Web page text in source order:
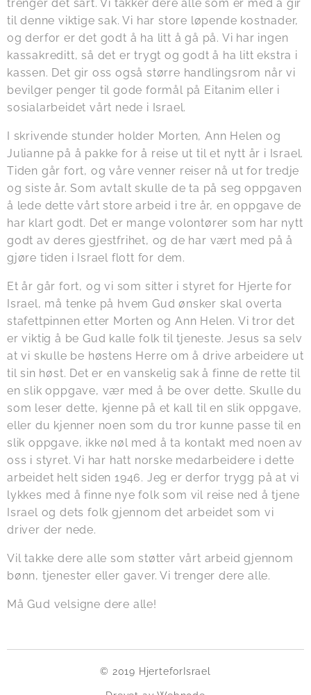
trenger det sårt. Vi takker dere alle som er med å gir
til denne viktige sak. Vi har store løpende kostnader,
og derfor er det godt å ha litt å gå på. Vi har ingen
kassakreditt, så det er trygt og godt å ha litt ekstra i
kassen. Det gir oss også større handlingsrom når vi
bevilger penger til gode formål på Eitanim eller i
sosialarbeidet vårt nede i Israel.
I skrivende stunder holder Morten, Ann Helen og
Julianne på å pakke for å reise ut til et nytt år i Israel.
Tiden går fort, og våre venner reiser nå ut for tredje
og siste år. Som avtalt skulle de ta på seg oppgaven
å lede dette vårt store arbeid i tre år, en oppgave de
har klart godt. Det er mange volontører som har nytt
godt av deres gjestfrihet, og de har vært med på å
gjøre tiden i Israel flott for dem.
Et år går fort, og vi som sitter i styret for Hjerte for
Israel, må tenke på hvem Gud ønsker skal overta
stafettpinnen etter Morten og Ann Helen. Vi tror det
er viktig å be Gud kalle folk til tjeneste. Jesus sa selv
at vi skulle be høstens Herre om å drive arbeidere ut
til sin høst. Det er en vanskelig sak å finne de rette til
en slik oppgave, vær med å be over dette. Skulle du
som leser dette, kjenne på et kall til en slik oppgave,
eller du kjenner noen som du tror kunne passe til en
slik oppgave, ikke nøl med å ta kontakt med noen av
oss i styret. Vi har hatt norske medarbeidere i dette
arbeidet helt siden 1946. Jeg er derfor trygg på at vi
lykkes med å finne nye folk som vil reise ned å tjene
Israel og dets folk gjennom det arbeidet som vi
driver der nede.
Vil takke dere alle som støtter vårt arbeid gjennom
bønn, tjenester eller gaver. Vi trenger dere alle.
Må Gud velsigne dere alle!
© 2019 HjerteforIsrael